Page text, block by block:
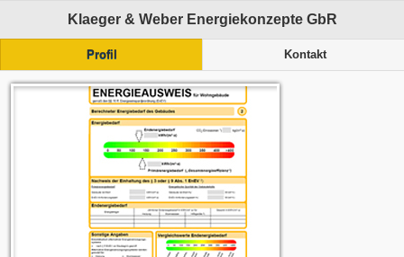
Klaeger & Weber Energiekonzepte GbR
Profil Kontakt